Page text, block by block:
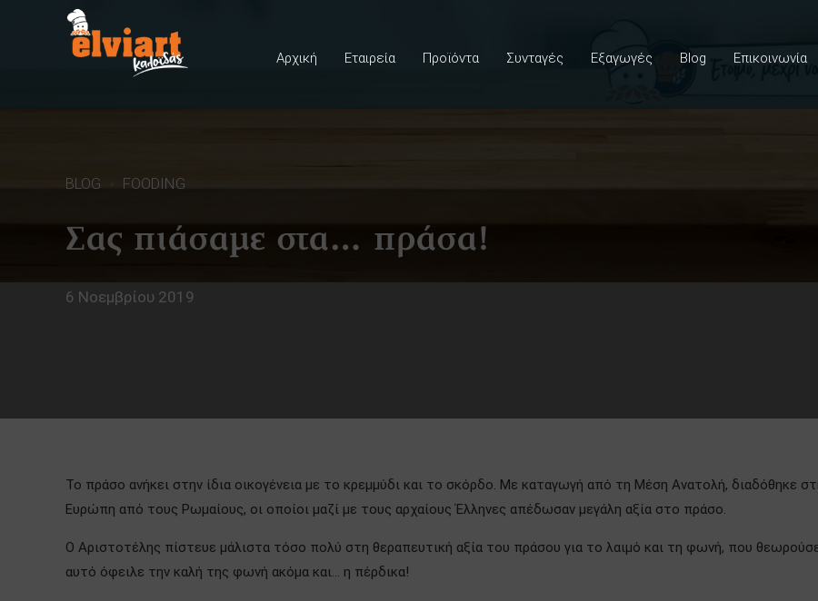
Αρχική Εταιρεία Προϊόντα Συνταγές Εξαγωγές Blog Επικοινωνία
BLOG FOODING
Σας πιάσαμε στα… πράσα!
6 Νοεμβρίου 2019
Το πράσο ανήκει στην ίδια οικογένεια με το κρεμμύδι και το σκόρδο. Με καταγωγή από τη Μέση Ανατολή, διαδόθηκε
Ευρώπη από τους Ρωμαίους, οι οποίοι μαζί με τους αρχαίους Έλληνες απέδωσαν μεγάλη αξία στο πράσο.
Ο Αριστοτέλης πίστευε μάλιστα τόσο πολύ στη θεραπευτική αξία του πράσου για το λαιμό και τη φωνή, που
αυτό όφειλε την καλή της φωνή ακόμα και… η πέρδικα!